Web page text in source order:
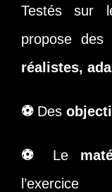
Testés sur
propose
réalistes,
⚽ Des
⚽ Le
l’exercice